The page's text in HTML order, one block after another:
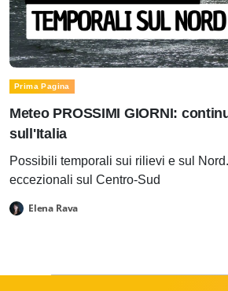
Prima Pagina
Meteo PROSSIMI GIORNI:
sull'Italia
Possibili temporali sui rilievi e sul
eccezionali sul Centro-Sud
Elena Rava